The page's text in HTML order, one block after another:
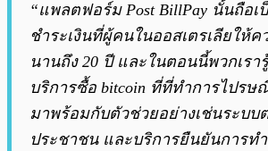
“แพลตฟอร์ม Post BillPay นั้นถือเ
ชำระเงินที่ผู้คนในออสเตรเลียให้ค
นานถึง 20 ปี และในตอนนี้พวกเรา
บริการซื้อ bitcoin ที่ที่ทำการไปร
มาพร้อมกับตัวช่วยอย่างเช่นระบบ
ประชาชน และบริการยืนยันการท